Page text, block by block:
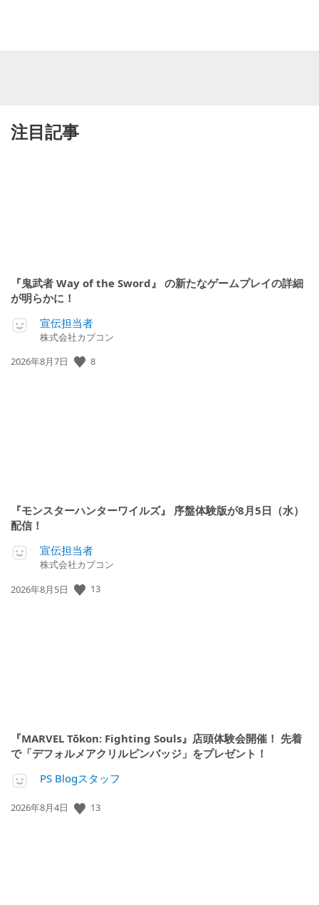
注目記事
『鬼武者 Way of the Sword』 の新たなゲームプレイの詳細
が明らかに！
宣伝担当者
株式会社カプコン
公
2026年8月7日 8
『モンスターハンターワイルズ』 序盤体験版が8月5日（水）
配信！
宣伝担当者
株式会社カプコン
公
2026年8月5日 13
『MARVEL Tōkon: Fighting Souls』店頭体験会開催！ 先着
で「デフォルメアクリルピンバッジ」をプレゼント！
PS Blogスタッフ
公
2026年8月4日 13